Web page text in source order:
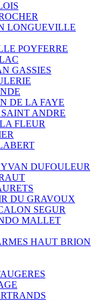
LONGUEVILLE
POYFERRE
GASSIES
DE LA FAYE
ANDRE
FLEUR
DUFOULEUR
DU GRAVOUX
SEGUR
MALLET
HAUT BRION